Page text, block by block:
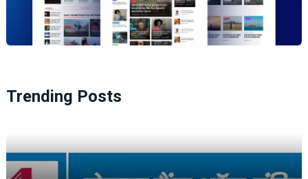
Trending Posts